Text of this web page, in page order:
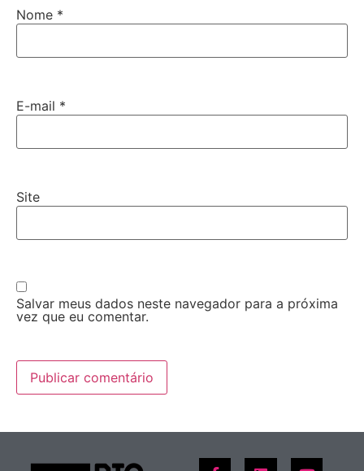
Nome *
E-mail *
Site
Salvar meus dados neste navegador para a próxima
vez que eu comentar.